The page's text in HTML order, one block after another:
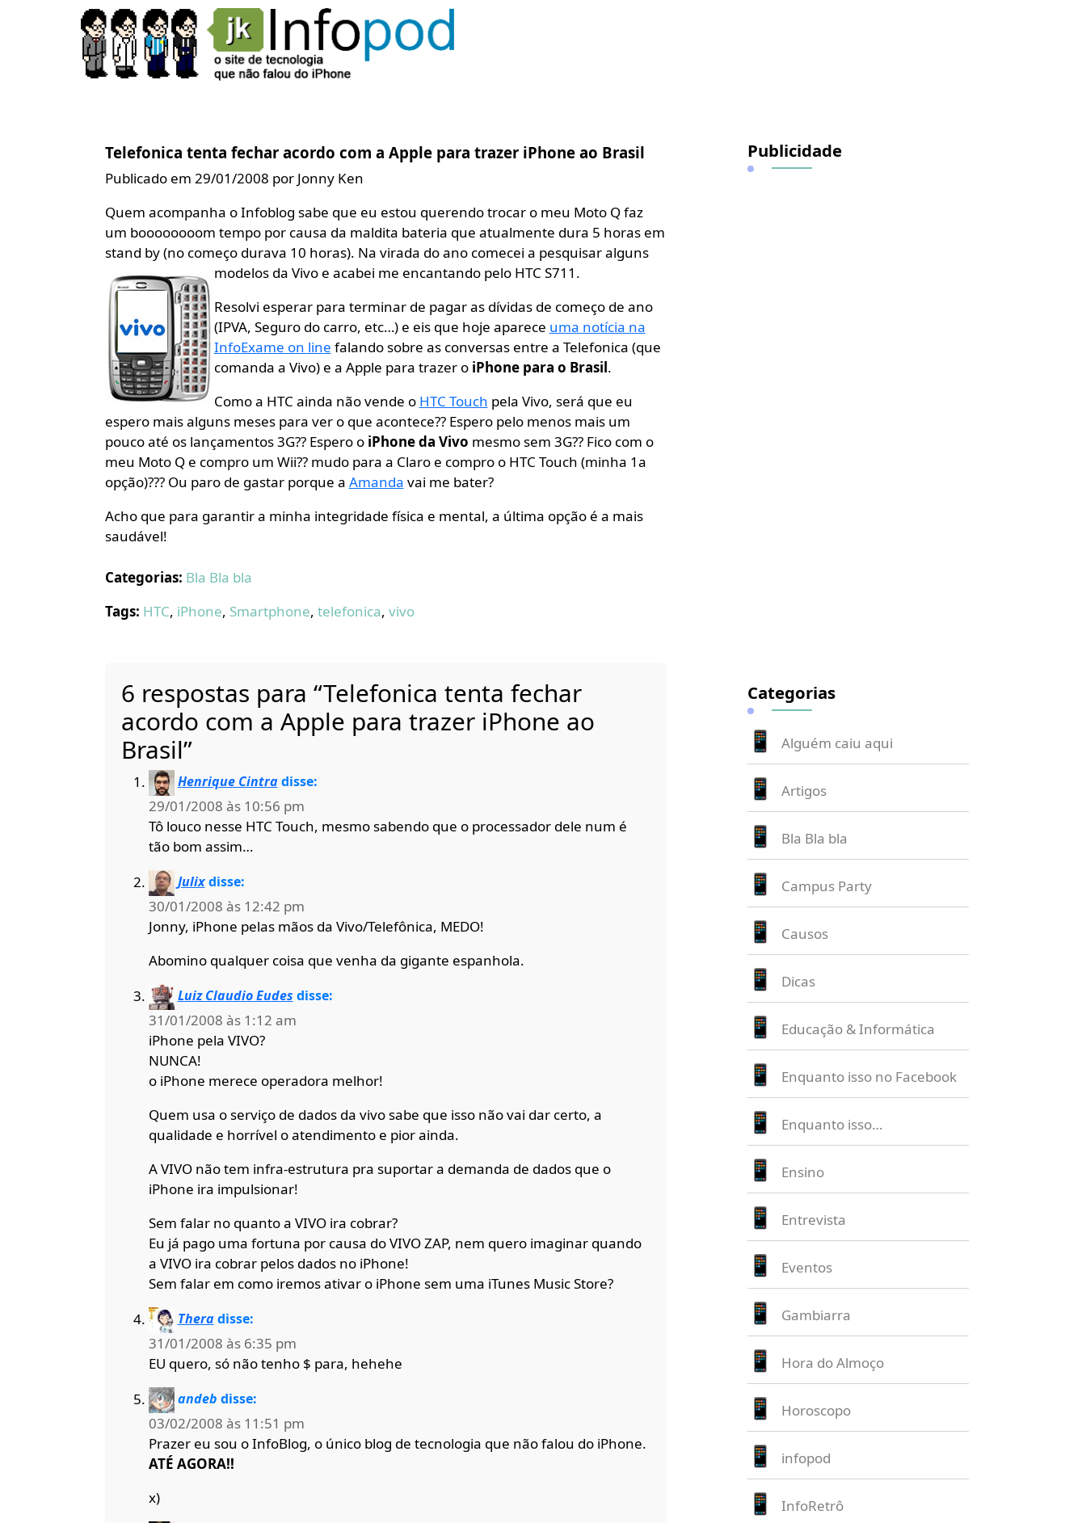
Telefonica tenta fechar acordo com a Apple para trazer iPhone ao Brasil
Publicado em 29/01/2008 por Jonny Ken
Quem acompanha o Infoblog sabe que eu estou querendo trocar o meu Moto Q faz
um boooooooom tempo por causa da maldita bateria que atualmente dura 5 horas em
stand by (no começo durava 10 horas). Na virada do ano comecei a pesquisar alguns
modelos da Vivo e acabei me encantando pelo HTC S711.
Resolvi esperar para terminar de pagar as dívidas de começo de ano
(IPVA, Seguro do carro, etc…) e eis que hoje aparece uma notícia na
InfoExame on line falando sobre as conversas entre a Telefonica (que
comanda a Vivo) e a Apple para trazer o iPhone para o Brasil.
Como a HTC ainda não vende o HTC Touch pela Vivo, será que eu
espero mais alguns meses para ver o que acontece?? Espero pelo menos mais um
pouco até os lançamentos 3G?? Espero o iPhone da Vivo mesmo sem 3G?? Fico com o
meu Moto Q e compro um Wii?? mudo para a Claro e compro o HTC Touch (minha 1a
opção)??? Ou paro de gastar porque a Amanda vai me bater?
Acho que para garantir a minha integridade física e mental, a última opção é a mais
saudável!
Categorias: Bla Bla bla
Tags: HTC, iPhone, Smartphone, telefonica, vivo
6 respostas para “Telefonica tenta fechar
acordo com a Apple para trazer iPhone ao
Brasil”
Henrique Cintra disse:
29/01/2008 às 10:56 pm
Tô louco nesse HTC Touch, mesmo sabendo que o processador dele num é
tão bom assim…
Julix disse:
30/01/2008 às 12:42 pm
Jonny, iPhone pelas mãos da Vivo/Telefônica, MEDO!
Abomino qualquer coisa que venha da gigante espanhola.
Luiz Claudio Eudes disse:
31/01/2008 às 1:12 am
iPhone pela VIVO?
NUNCA!
o iPhone merece operadora melhor!
Quem usa o serviço de dados da vivo sabe que isso não vai dar certo, a
qualidade e horrível o atendimento e pior ainda.
A VIVO não tem infra-estrutura pra suportar a demanda de dados que o
iPhone ira impulsionar!
Sem falar no quanto a VIVO ira cobrar?
Eu já pago uma fortuna por causa do VIVO ZAP, nem quero imaginar quando
a VIVO ira cobrar pelos dados no iPhone!
Sem falar em como iremos ativar o iPhone sem uma iTunes Music Store?
Thera disse:
31/01/2008 às 6:35 pm
EU quero, só não tenho $ para, hehehe
andeb disse:
03/02/2008 às 11:51 pm
Prazer eu sou o InfoBlog, o único blog de tecnologia que não falou do iPhone.
ATÉ AGORA!!
x)
Publicidade
Categorias
Alguém caiu aqui
Artigos
Bla Bla bla
Campus Party
Causos
Dicas
Educação & Informática
Enquanto isso no Facebook
Enquanto isso…
Ensino
Entrevista
Eventos
Gambiarra
Hora do Almoço
Horoscopo
infopod
InfoRetrô